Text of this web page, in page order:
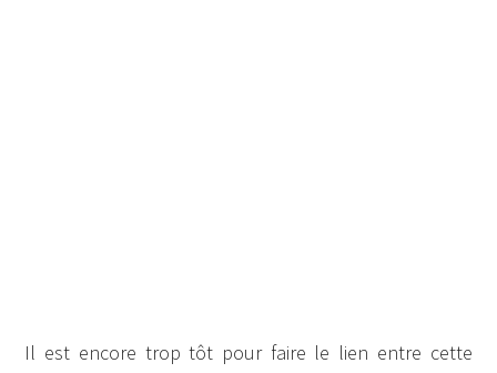
Il est encore trop tôt pour faire le lien entre cette